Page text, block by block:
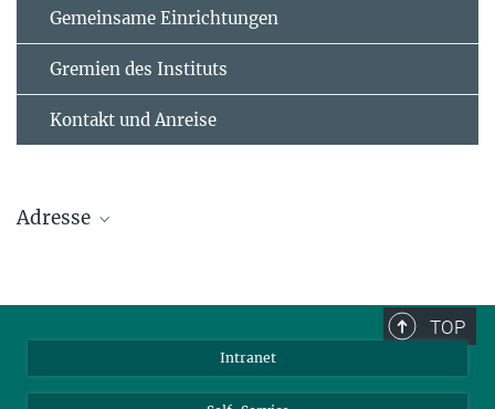
Gemeinsame Einrichtungen
Gremien des Instituts
Kontakt und Anreise
Adresse
55128 Mainz
Tel.: +49 6131 379-0
Fax: +49 6131 379-100
TOP
Intranet